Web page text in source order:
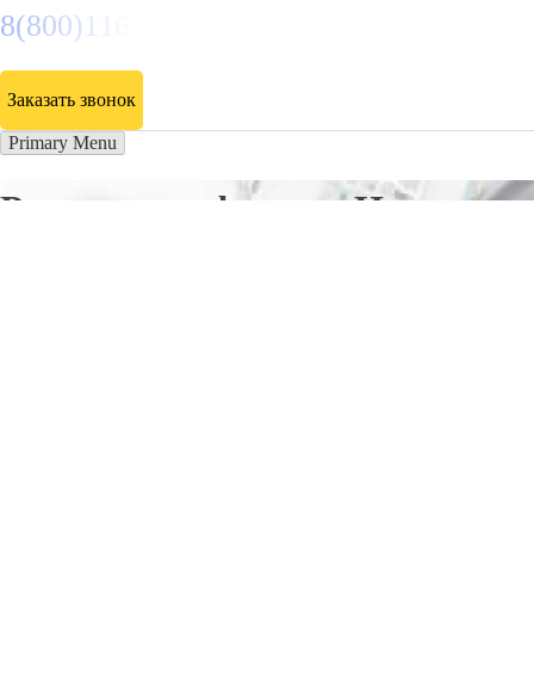
8(800)116472
Заказать звонок
Primary Menu
Ремонт телефонов в Нерехте